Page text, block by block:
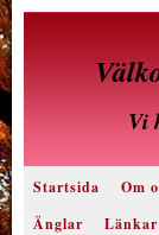
Vi
Startsida Om
Änglar
Länkar